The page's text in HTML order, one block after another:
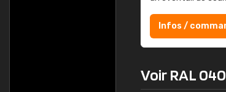
Infos /
Voir RAL